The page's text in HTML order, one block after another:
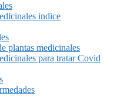
indice
plantas medicinales
para tratar Covid